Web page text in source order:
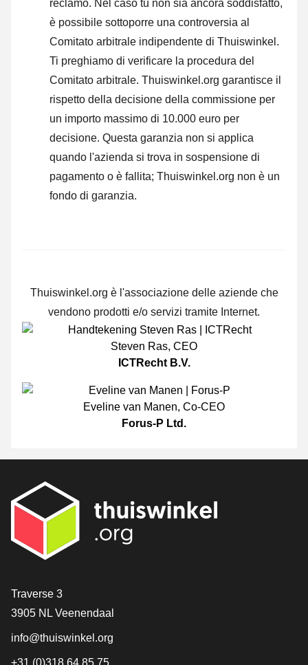
reclamo. Nel caso tu non sia ancora soddisfatto,
è possibile sottoporre una controversia al
Comitato arbitrale indipendente di Thuiswinkel.
Ti preghiamo di verificare la procedura del
Comitato arbitrale. Thuiswinkel.org garantisce il
rispetto della decisione della commissione per
un importo massimo di 10.000 euro per
decisione. Questa garanzia non si applica
quando l'azienda si trova in sospensione di
pagamento o è fallita; Thuiswinkel.org non è un
fondo di garanzia.
Thuiswinkel.org è l'associazione delle aziende che
vendono prodotti e/o servizi tramite Internet.
Steven Ras, CEO
ICTRecht B.V.
Eveline van Manen, Co-CEO
Forus-P Ltd.
[_General:Contact]
Traverse 3
3905 NL Veenendaal
info@thuiswinkel.org